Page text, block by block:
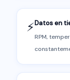
⚡Datos en
RPM,